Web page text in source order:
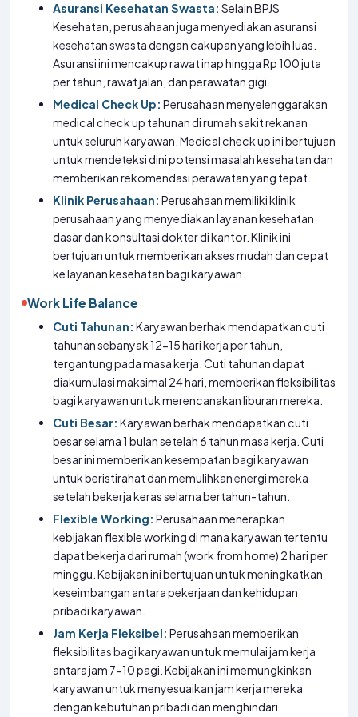
Asuransi Kesehatan Swasta: Selain BPJS
Kesehatan, perusahaan juga menyediakan asuransi
kesehatan swasta dengan cakupan yang lebih luas.
Asuransi ini mencakup rawat inap hingga Rp 100 juta
per tahun, rawat jalan, dan perawatan gigi.
Medical Check Up: Perusahaan menyelenggarakan
medical check up tahunan di rumah sakit rekanan
untuk seluruh karyawan. Medical check up ini bertujuan
untuk mendeteksi dini potensi masalah kesehatan dan
memberikan rekomendasi perawatan yang tepat.
Klinik Perusahaan: Perusahaan memiliki klinik
perusahaan yang menyediakan layanan kesehatan
dasar dan konsultasi dokter di kantor. Klinik ini
bertujuan untuk memberikan akses mudah dan cepat
ke layanan kesehatan bagi karyawan.
Work Life Balance
Cuti Tahunan: Karyawan berhak mendapatkan cuti
tahunan sebanyak 12-15 hari kerja per tahun,
tergantung pada masa kerja. Cuti tahunan dapat
diakumulasi maksimal 24 hari, memberikan fleksibilitas
bagi karyawan untuk merencanakan liburan mereka.
Cuti Besar: Karyawan berhak mendapatkan cuti
besar selama 1 bulan setelah 6 tahun masa kerja. Cuti
besar ini memberikan kesempatan bagi karyawan
untuk beristirahat dan memulihkan energi mereka
setelah bekerja keras selama bertahun-tahun.
Flexible Working: Perusahaan menerapkan
kebijakan flexible working di mana karyawan tertentu
dapat bekerja dari rumah (work from home) 2 hari per
minggu. Kebijakan ini bertujuan untuk meningkatkan
keseimbangan antara pekerjaan dan kehidupan
pribadi karyawan.
Jam Kerja Fleksibel: Perusahaan memberikan
fleksibilitas bagi karyawan untuk memulai jam kerja
antara jam 7-10 pagi. Kebijakan ini memungkinkan
karyawan untuk menyesuaikan jam kerja mereka
dengan kebutuhan pribadi dan menghindari